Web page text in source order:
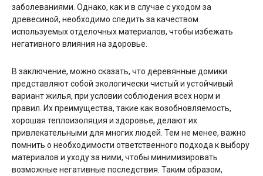
заболеваниями. Однако, как и в случае с уходом за
древесиной, необходимо следить за качеством
используемых отделочных материалов, чтобы избежать
негативного влияния на здоровье.
В заключение, можно сказать, что деревянные домики
представляют собой экологически чистый и устойчивый
вариант жилья, при условии соблюдения всех норм и
правил. Их преимущества, такие как возобновляемость,
хорошая теплоизоляция и здоровье, делают их
привлекательными для многих людей. Тем не менее, важно
помнить о необходимости ответственного подхода к выбору
материалов и уходу за ними, чтобы минимизировать
возможные негативные последствия. Таким образом,